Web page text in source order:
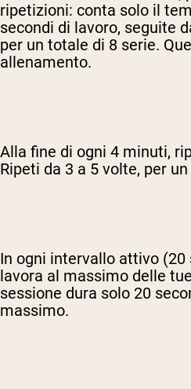
ripetizioni: conta solo il
secondi di lavoro, seguite
per un totale di 8 serie.
allenamento.
Alla fine di ogni 4 minuti,
Ripeti da 3 a 5 volte, per
In ogni intervallo attivo (20
lavora al massimo delle
sessione dura solo 20
massimo.